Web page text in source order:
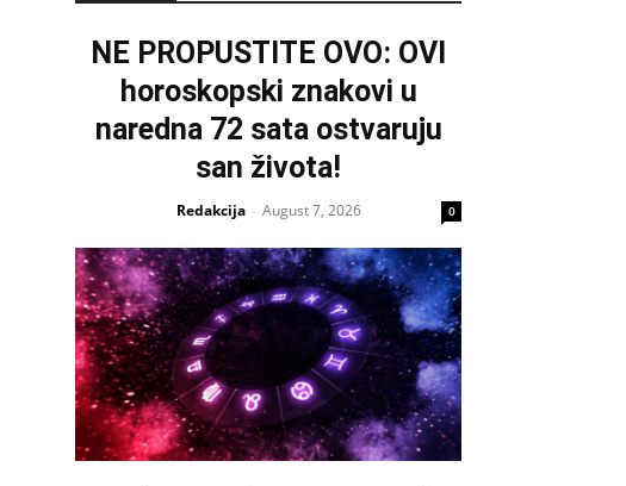
NE PROPUSTITE OVO: OVI
horoskopski znakovi u
naredna 72 sata ostvaruju
san života!
Redakcija - August 7, 2026 0